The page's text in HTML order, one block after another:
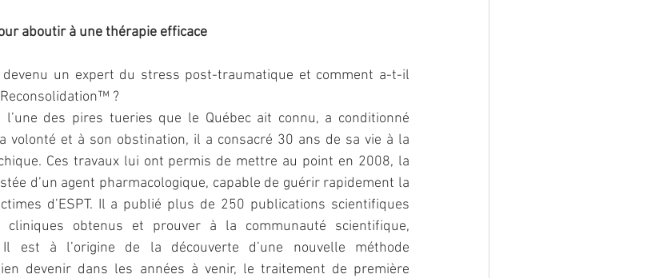
aboutir à une thérapie efficace
un expert du stress post-traumatique et comment a-t-il
?
des pires tueries que le Québec ait connu, a conditionné
volonté et à son obstination, il a consacré 30 ans de sa vie à la
Ces travaux lui ont permis de mettre au point en 2008, la
d’un agent pharmacologique, capable de guérir rapidement la
d’ESPT. Il a publié plus de 250 publications scientifiques
obtenus et prouver à la communauté scientifique,
est à l’origine de la découverte d’une nouvelle méthode
devenir dans les années à venir, le traitement de première